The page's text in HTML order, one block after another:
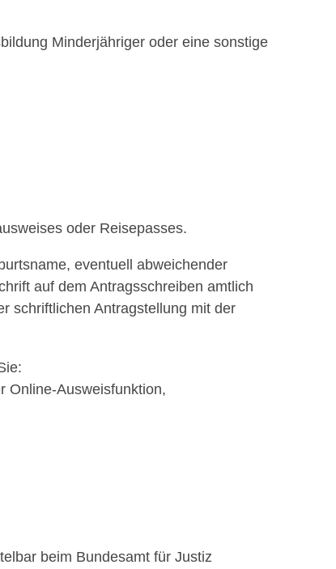
Minderjähriger oder eine sonstige
oder Reisepasses.
eventuell abweichender
auf dem Antragsschreiben amtlich
schriftlichen Antragstellung mit der
Online-Ausweisfunktion,
beim Bundesamt für Justiz